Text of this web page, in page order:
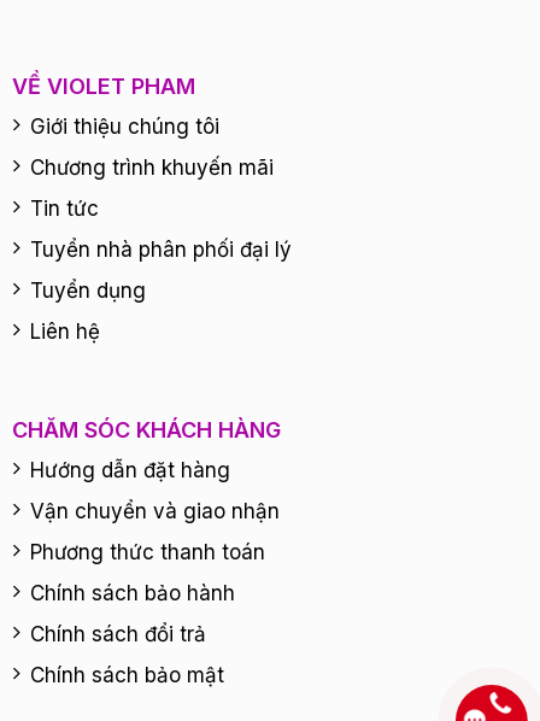
VỀ VIOLET PHAM
Giới thiệu chúng tôi
Chương trình khuyến mãi
Tin tức
Tuyển nhà phân phối đại lý
Tuyển dụng
Liên hệ
CHĂM SÓC KHÁCH HÀNG
Hướng dẫn đặt hàng
Vận chuyển và giao nhận
Phương thức thanh toán
Chính sách bảo hành
Chính sách đổi trả
Chính sách bảo mật